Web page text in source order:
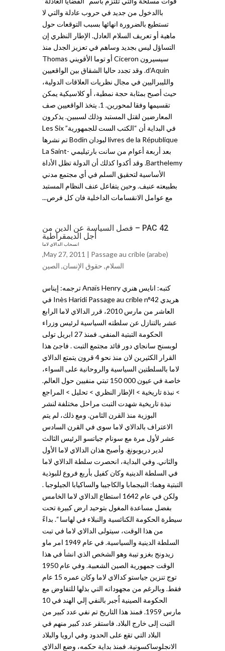
باالدخول من جديد في حروب عادلة والتي لا
تستطيع بالضرورة انهائها بسبب التوقعات حول
ماهية أو تعريف السلام العادل. الإطار النظري إن
التساؤل ليس بجديد وساهم في تعزيز الجدل منذ
سيسيرون Ciceron أو توما الأقويني Thomas
d’Aquin. وقد تجدد حاليا الشقاق بين الواقعيين
والليبراليين في مجال نظريات العلاقات الدولية،
حيث أصبح بمثابة حجة نمطية، أو كلاسيكية يمكن
تقسيمها وفقا لمحورين. 1. يتخذ الواقعيين صف
المعارضين لقتل المستبد وذلك لسببين. يذكرون
في البداية أن “الكتب الست للجمهورية” Les Six
livres de la République لبودان Bodin تم نشرها
بعد أربعة أعوام من سانت بارتيليمي La Saint-
Barthelemy. وقد أكدوا كذلك أن الدولة تظل الأداة
الأساسية لتحقيق السلم في أي مجتمع مدني
بطبيعته عنيف. وحين يتفاعل عنف النظام المستبد
مع عوامل الانقسامات الداخلية فان كل فرص...
PAC 42 – فصل السياسة عن الدين من
أجل الديمقراطية
انسحاب الدالاي لاما
May 27, 2011 | Passage au crible (arabe)
,
السلام, حقوق الإنساﻥ, ﺍلصين
كتبه: انايس هنري Anaïs Henry ترجمه: إيناس
هريدي Inès Haridi Passage au crible n°42 في
العاشر من مارس 2010، قرر الدالاي لاما الرابع
عشر بالتنازل عن سلطته السياسية لرئيس وزراء
الحكومة التبتية المنفي. فمنذ 27 ابريل تولى
لوبسنج سانجاي دور قائد مجتمع التبت . فاجئ هذا
القرار الكثيرين لان منذ نحو 4 قرون يتمتع الدالاي
لاما بالسلطتين السياسية والروحانية على السواء،
خاصة في عيون 000 150 تبتي منفيين حول العالم.
> نبذة تاريخية > الإطار النظري > تحليل > المراجع
نبذة تاريخية شهدت التبت مراحل مختلفة لنشر
البوزية منذ القرن الثامن. ومع ذلك، لم يتم
الاعتراف بالدالاي لاما سوى في القرن السادس
عشر لأول مرة مع سونام جياتسو الرئيس الثالث
لدير دريوبونغ. وأصبح هذان الدالاي لاما الأول
والثاني. وفي البداية، انحصرت سلطة الدالاي لاما
في السلطة الدينية وكان كفيل بأربع فروع للبوذية
التبتية وهما: النيجمابا والكاجيبا والساكيابا الجيلوجبا .
ولكن في عام 1642 استطاع الدالاي لاما الخامس
بفضل مساعدة المغول بتوحيد ارض كبيرة تحت
سيطرة الحكومة الكنائسية والنبلاء في لهاسا “. بداءً
من هذا الوقت، سيتولى الدالاي لاما في تبت
السلطة الدينية والسياسية. في عام 1949 امر ماو
زيدونج بغزو تيبة وهو الشخص الذي انشأ في هذا
الوقت جمهورية الصين الشعبية. وفي عام 1950
توج تنزين جياستو كدالاي لاما وكان عمره 15 عام
فقط. وبالرغم من مجهوداته التي بذلها للتفاوض مع
الحكومة الصينية اُجبر بالنفي إلي الهند في 10
مارس 1959. فمنذ هذا التاريخ تم نفي عدد كبير من
التبت إلى خارج البلاد. فاستقر عدد كبير منهم في
البلاد التي تقع على الحدود وفي ارويا والبلاد
الانجلوساكسونية. فمنذ بداية حكمه، وضع الدالاي